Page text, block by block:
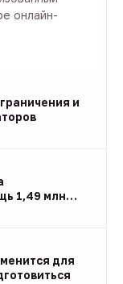
онлайн-
и
1,49 млн
для